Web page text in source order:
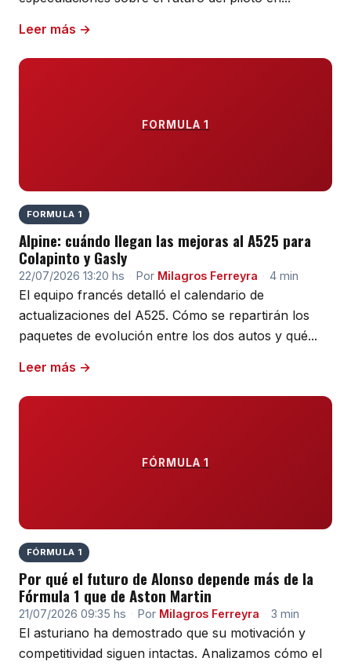
Leer más →
FORMULA 1
FORMULA 1
Alpine: cuándo llegan las mejoras al A525 para
Colapinto y Gasly
22/07/2026 13:20 hs · Por Milagros Ferreyra · 4 min
El equipo francés detalló el calendario de
actualizaciones del A525. Cómo se repartirán los
paquetes de evolución entre los dos autos y qué...
Leer más →
FÓRMULA 1
FÓRMULA 1
Por qué el futuro de Alonso depende más de la
Fórmula 1 que de Aston Martin
21/07/2026 09:35 hs · Por Milagros Ferreyra · 3 min
El asturiano ha demostrado que su motivación y
competitividad siguen intactas. Analizamos cómo el